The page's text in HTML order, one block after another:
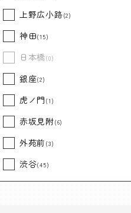
上野広小路(2)
神田(15)
日本橋(0)
銀座(2)
虎ノ門 (1)
赤坂見附(6)
外苑前 (3)
渋谷(45)